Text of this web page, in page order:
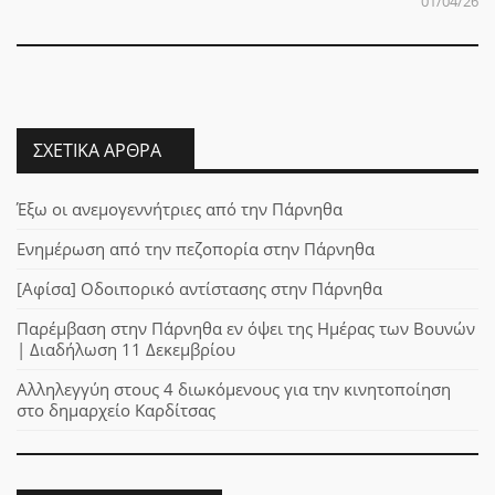
ΣΧΕΤΙΚΆ ΆΡΘΡΑ
Έξω οι ανεμογεννήτριες από την Πάρνηθα
Ενημέρωση από την πεζοπορία στην Πάρνηθα
[Αφίσα] Οδοιπορικό αντίστασης στην Πάρνηθα
Παρέμβαση στην Πάρνηθα εν όψει της Ημέρας των Βουνών
| Διαδήλωση 11 Δεκεμβρίου
Αλληλεγγύη στους 4 διωκόμενους για την κινητοποίηση
στο δημαρχείο Καρδίτσας